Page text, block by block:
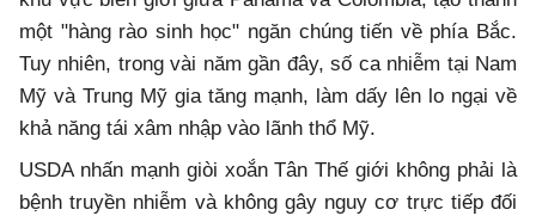
một "hàng rào sinh học" ngăn chúng tiến về phía Bắc.
Tuy nhiên, trong vài năm gần đây, số ca nhiễm tại Nam
Mỹ và Trung Mỹ gia tăng mạnh, làm dấy lên lo ngại về
khả năng tái xâm nhập vào lãnh thổ Mỹ.
USDA nhấn mạnh giòi xoắn Tân Thế giới không phải là
bệnh truyền nhiễm và không gây nguy cơ trực tiếp đối